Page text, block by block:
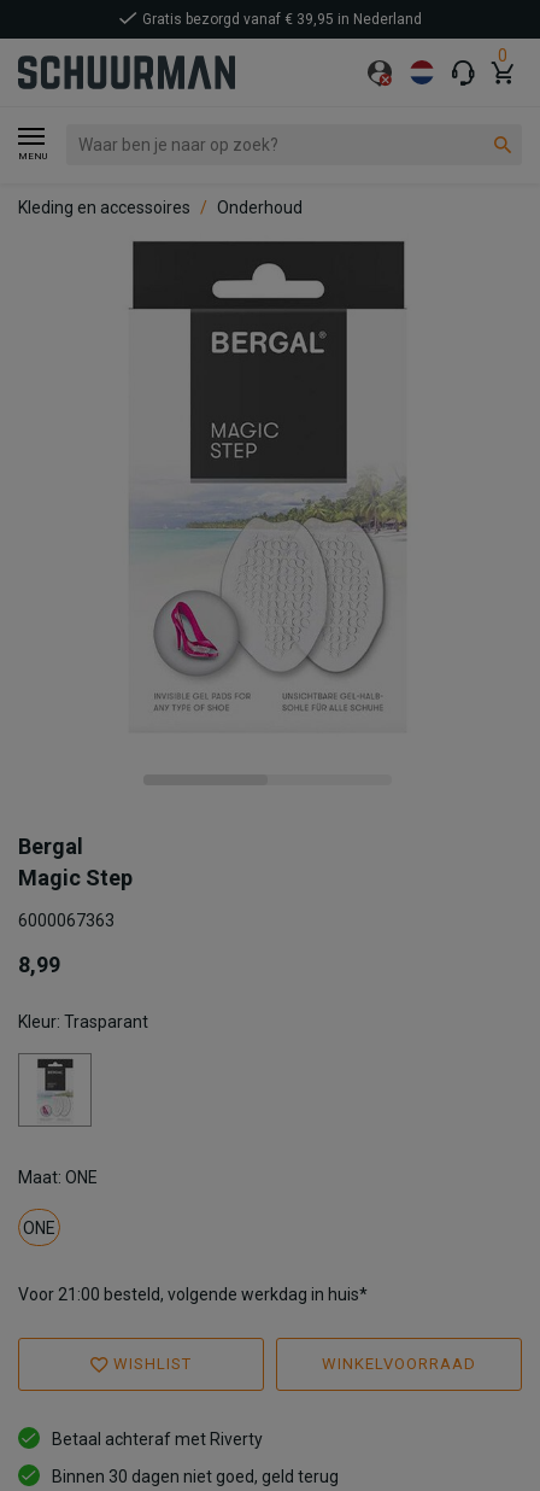
0
MENU
Gratis bezorgd vanaf € 39,95 in Nederland
Kleding en accessoires Onderhoud
Bergal
Magic Step
6000067363
8,99
Kleur: Trasparant
Maat: ONE
ONE
Voor 21:00 besteld, volgende werkdag in huis*
WISHLIST WINKELVOORRAAD
Betaal achteraf met Riverty
Binnen 30 dagen niet goed, geld terug